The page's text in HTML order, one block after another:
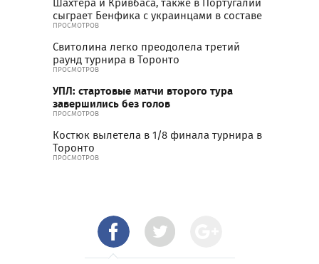
сыграет Бенфика с украинцами в составе
ПРОСМОТРОВ
Свитолина легко преодолела третий
раунд турнира в Торонто
ПРОСМОТРОВ
УПЛ: стартовые матчи второго тура
завершились без голов
ПРОСМОТРОВ
Костюк вылетела в 1/8 финала турнира в
Торонто
ПРОСМОТРОВ